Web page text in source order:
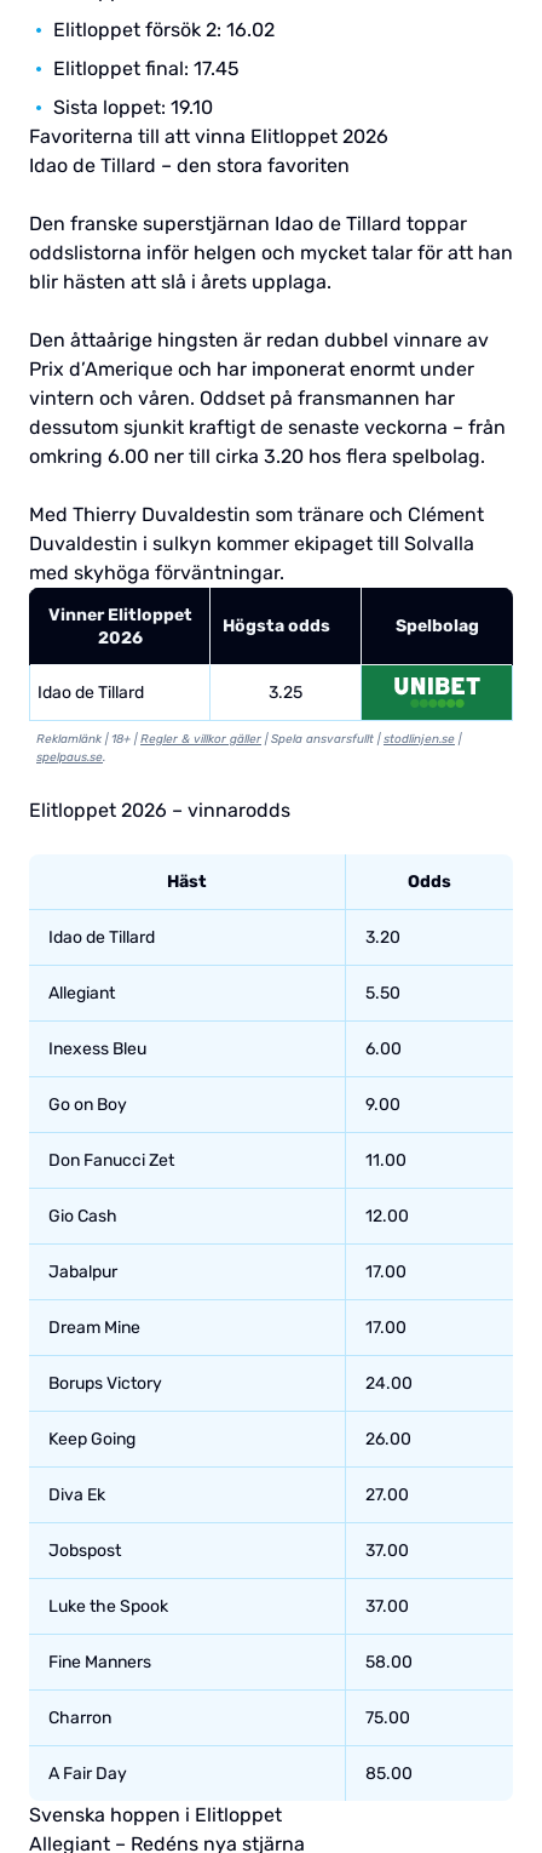
Elitloppet försök 2: 16.02
Elitloppet final: 17.45
Sista loppet: 19.10
Favoriterna till att vinna Elitloppet 2026
Idao de Tillard – den stora favoriten
Den franske superstjärnan Idao de Tillard toppar
oddslistorna inför helgen och mycket talar för att han
blir hästen att slå i årets upplaga.
Den åttaårige hingsten är redan dubbel vinnare av
Prix d’Amerique och har imponerat enormt under
vintern och våren. Oddset på fransmannen har
dessutom sjunkit kraftigt de senaste veckorna – från
omkring 6.00 ner till cirka 3.20 hos flera spelbolag.
Med Thierry Duvaldestin som tränare och Clément
Duvaldestin i sulkyn kommer ekipaget till Solvalla
med skyhöga förväntningar.
Vinner Elitloppet
2026
Högsta odds Spelbolag
Idao de Tillard 3.25
Reklamlänk | 18+ |Regler & villkor gäller | Spela ansvarsfullt |stodlinjen.se |
spelpaus.se.
Elitloppet 2026 – vinnarodds
Häst Odds
Idao de Tillard 3.20
Allegiant 5.50
Inexess Bleu 6.00
Go on Boy 9.00
Don Fanucci Zet 11.00
Gio Cash 12.00
Jabalpur 17.00
Dream Mine 17.00
Borups Victory 24.00
Keep Going 26.00
Diva Ek 27.00
Jobspost 37.00
Luke the Spook 37.00
Fine Manners 58.00
Charron 75.00
A Fair Day 85.00
Svenska hoppen i Elitloppet
Allegiant – Redéns nya stjärna